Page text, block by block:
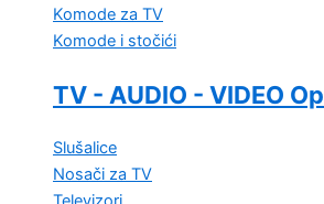
Komode za TV
Komode i stočići
TV - AUDIO - VIDEO
Slušalice
Nosači za TV